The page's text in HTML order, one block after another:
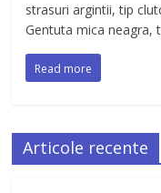
strasuri argintii, tip
Gentuta mica neagra,
Read more
Articole recente